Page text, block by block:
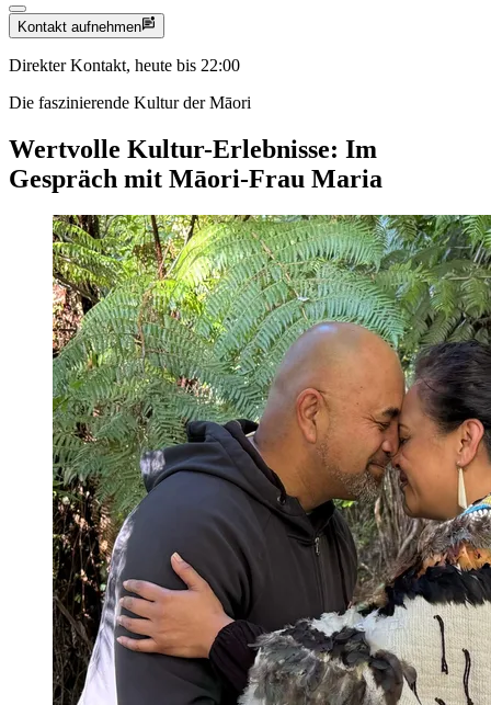
Kontakt aufnehmen
Direkter Kontakt, heute bis 22:00
Die faszinierende Kultur der Māori
Wertvolle Kultur-Erlebnisse: Im
Gespräch mit Māori-Frau Maria